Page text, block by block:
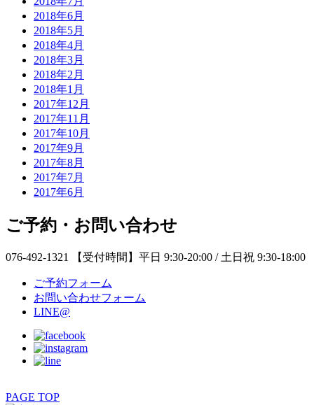
2018年6月
2018年5月
2018年4月
2018年3月
2018年2月
2018年1月
2017年12月
2017年11月
2017年10月
2017年9月
2017年8月
2017年7月
2017年6月
ご予約・お問い合わせ
076-492-1321 【受付時間】平日 9:30-20:00 / 土日祝 9:30-18:00
ご予約フォーム
お問い合わせフォーム
LINE@
PAGE TOP